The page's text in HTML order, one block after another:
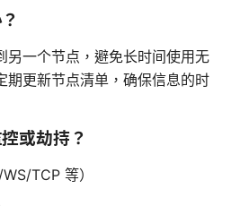
另一个节点，避免长时间使用无
期更新节点清单，确保信息的时
或劫持？
TCP 等）